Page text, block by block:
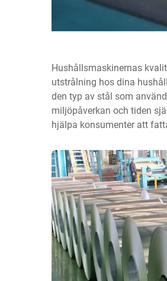
Hushållsmaskinernas
utstrålning hos dina
den typ av stål som
miljöpåverkan och tiden
hjälpa konsumenter att